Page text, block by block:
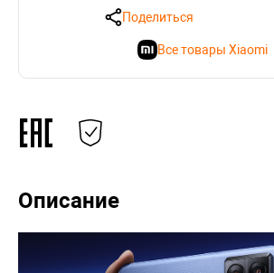
Поделиться
Все товары Xiaomi
Описание